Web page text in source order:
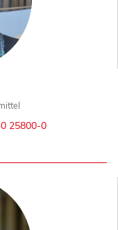
25800-0